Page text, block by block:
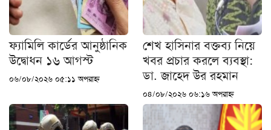
ফ্যামিলি কার্ডের আনুষ্ঠানিক
উদ্বোধন ১৬ আগস্ট
০৬/০৮/২০২৬ ০৫:১১ অপরাহ্ন
শেখ হাসিনার বক্তব্য নিয়ে
খবর প্রচার করলে ব্যবস্থা:
ডা. জাহেদ উর রহমান
০৪/০৮/২০২৬ ০৬:১৬ অপরাহ্ন